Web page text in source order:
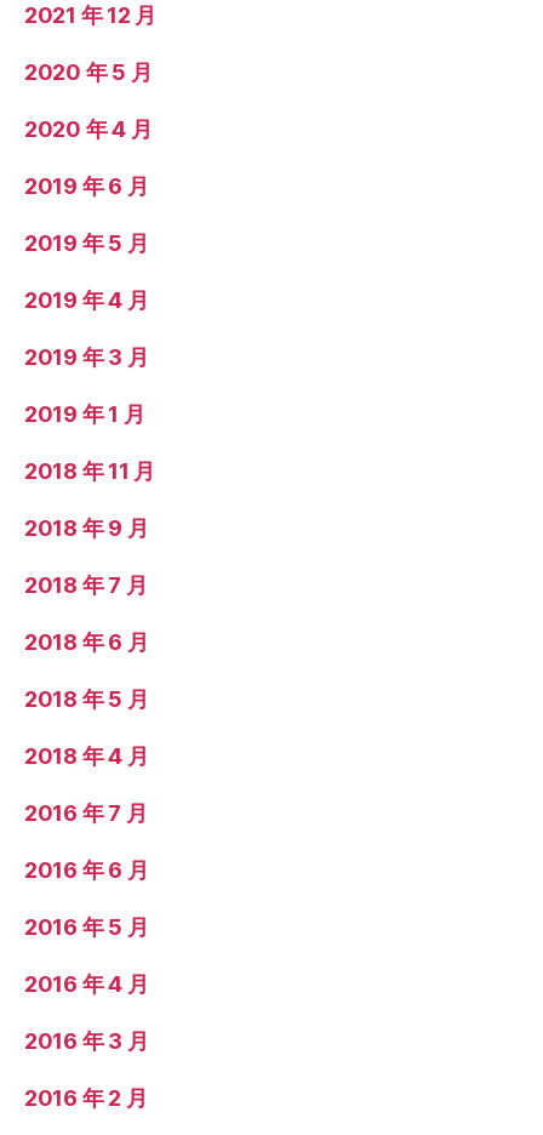
2021 年 12 月
2020 年 5 月
2020 年 4 月
2019 年 6 月
2019 年 5 月
2019 年 4 月
2019 年 3 月
2019 年 1 月
2018 年 11 月
2018 年 9 月
2018 年 7 月
2018 年 6 月
2018 年 5 月
2018 年 4 月
2016 年 7 月
2016 年 6 月
2016 年 5 月
2016 年 4 月
2016 年 3 月
2016 年 2 月